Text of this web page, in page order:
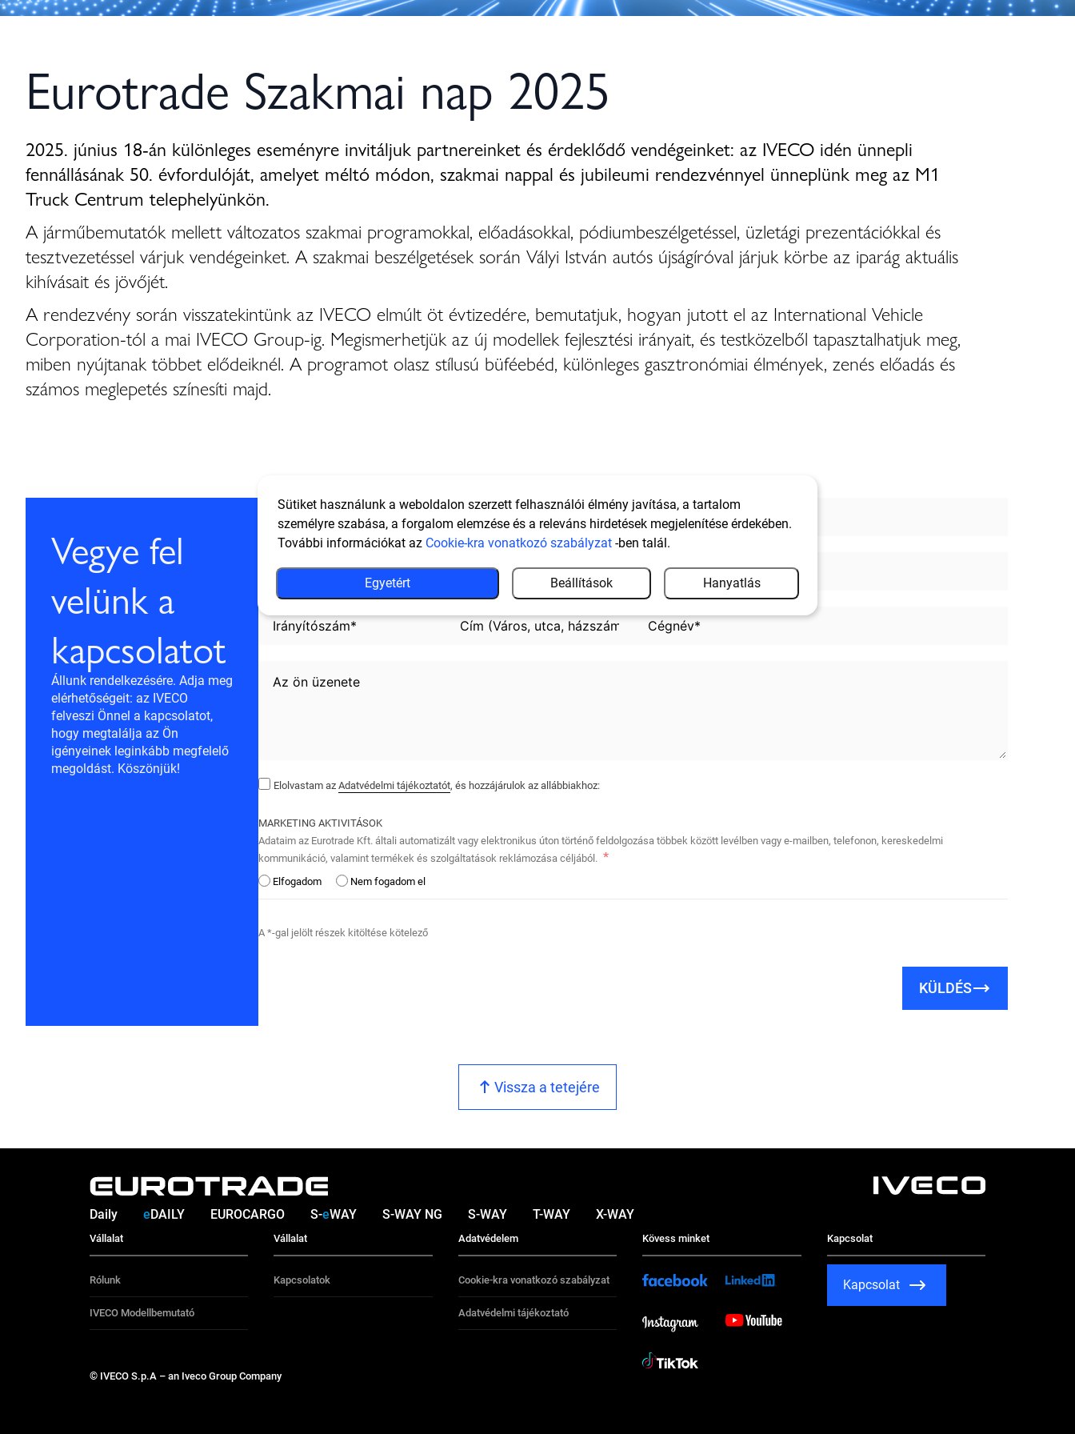
Eurotrade Szakmai nap 2025
2025. június 18-án különleges eseményre invitáljuk partnereinket és érdeklődő vendégeinket: az IVECO idén ünnepli
fennállásának 50. évfordulóját, amelyet méltó módon, szakmai nappal és jubileumi rendezvénnyel ünneplünk meg az M1
Truck Centrum telephelyünkön.
A járműbemutatók mellett változatos szakmai programokkal, előadásokkal, pódiumbeszélgetéssel, üzletági prezentációkkal és
tesztvezetéssel várjuk vendégeinket. A szakmai beszélgetések során Vályi István autós újságíróval járjuk körbe az iparág aktuális
kihívásait és jövőjét.
A rendezvény során visszatekintünk az IVECO elmúlt öt évtizedére, bemutatjuk, hogyan jutott el az International Vehicle
Corporation-tól a mai IVECO Group-ig. Megismerhetjük az új modellek fejlesztési irányait, és testközelből tapasztalhatjuk meg,
miben nyújtanak többet elődeiknél. A programot olasz stílusú büféebéd, különleges gasztronómiai élmények, zenés előadás és
számos meglepetés színesíti majd.
Vegye fel
velünk a
kapcsolatot
Állunk rendelkezésére. Adja meg
elérhetőségeit: az IVECO
felveszi Önnel a kapcsolatot,
hogy megtalálja az Ön
igényeinek leginkább megfelelő
megoldást. Köszönjük!
Elolvastam azAdatvédelmi tájékoztatót, és hozzájárulok az allábbiakhoz:
MARKETING AKTIVITÁSOK
Adataim az Eurotrade Kft. általi automatizált vagy elektronikus úton történő feldolgozása többek között levélben vagy e-mailben, telefonon, kereskedelmi
kommunikáció, valamint termékek és szolgáltatások reklámozása céljából.
Elfogadom
Nem fogadom el
A *-gal jelölt részek kitöltése kötelező
KÜLDÉS
Vissza a tetejére
Daily eDAILY EUROCARGO S-eWAY S-WAY NG S-WAY T-WAY X-WAY
Vállalat
Rólunk
IVECO Modellbemutató
Vállalat
Kapcsolatok
Adatvédelem
Cookie-kra vonatkozó szabályzat
Adatvédelmi tájékoztató
Kövess minket Kapcsolat
Kapcsolat
© IVECO S.p.A – an Iveco Group Company
Sütiket használunk a weboldalon szerzett felhasználói élmény javítása, a tartalom
személyre szabása, a forgalom elemzése és a releváns hirdetések megjelenítése érdekében.
További információkat az Cookie-kra vonatkozó szabályzat -ben talál.
Egyetért Beállítások Hanyatlás